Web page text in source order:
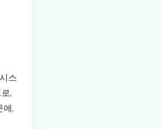
스
,
에,